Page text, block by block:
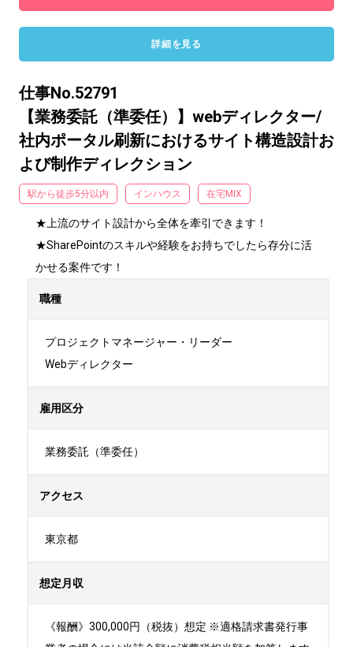
詳細を見る
仕事No.52791
【業務委託（準委任）】webディレクター/
社内ポータル刷新におけるサイト構造設計お
よび制作ディレクション
駅から徒歩5分以内 インハウス 在宅MIX
★上流のサイト設計から全体を牽引できます！
★SharePointのスキルや経験をお持ちでしたら存分に活
かせる案件です！
職種
プロジェクトマネージャー・リーダー
Webディレクター
雇用区分
業務委託（準委任）
アクセス
東京都
想定月収
《報酬》300,000円（税抜）想定 ※適格請求書発行事